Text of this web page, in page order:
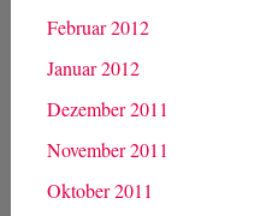
Februar 2012
Januar 2012
Dezember 2011
November 2011
Oktober 2011